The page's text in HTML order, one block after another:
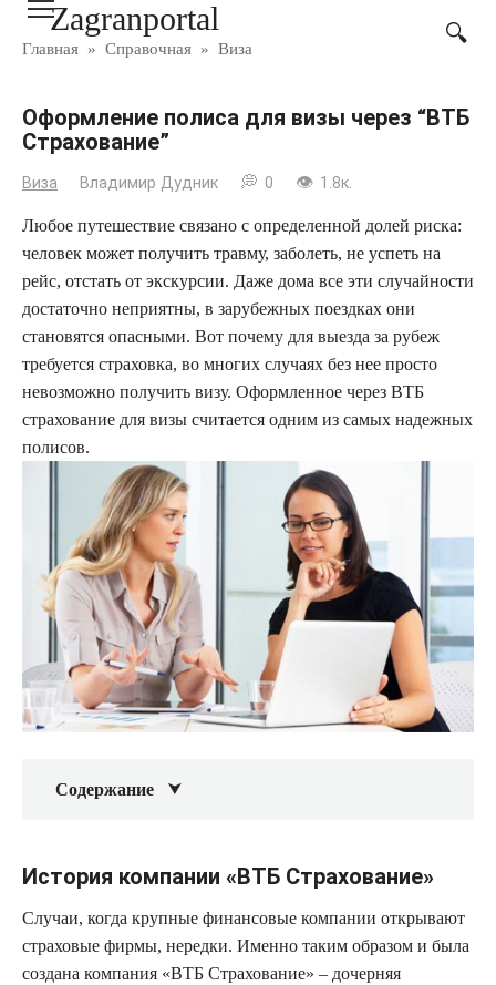
ПерейтиZagranportal
Главная » Справочная » Виза
Оформление полиса для визы через “ВТБ
Страхование”
Виза Владимир Дудник 0 1.8к.
Любое путешествие связано с определенной долей риска:
человек может получить травму, заболеть, не успеть на
рейс, отстать от экскурсии. Даже дома все эти случайности
достаточно неприятны, в зарубежных поездках они
становятся опасными. Вот почему для выезда за рубеж
требуется страховка, во многих случаях без нее просто
невозможно получить визу. Оформленное через ВТБ
страхование для визы считается одним из самых надежных
полисов.
Содержание
История компании «ВТБ Страхование»
Случаи, когда крупные финансовые компании открывают
страховые фирмы, нередки. Именно таким образом и была
создана компания «ВТБ Страхование» – дочерняя